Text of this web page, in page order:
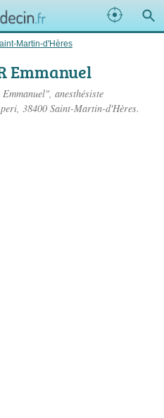
Martin-d'Hères
Emmanuel
anesthésiste
, 38400 Saint-Martin-d'Hères.